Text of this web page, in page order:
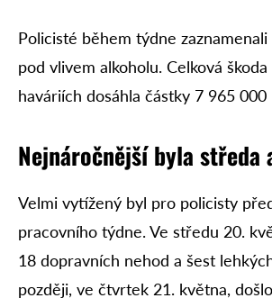
Policisté během týdne
pod vlivem alkoholu. Celková
haváriích dosáhla částky 7 965 000
Nejnáročnější byla
Velmi vytížený byl pro policisty
pracovního týdne. Ve středu 20.
18 dopravních nehod a šest
později, ve čtvrtek 21. května,